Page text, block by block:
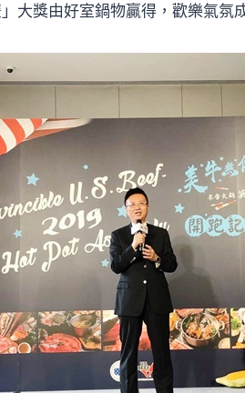
大獎由好室鍋物贏得，歡樂氣氛